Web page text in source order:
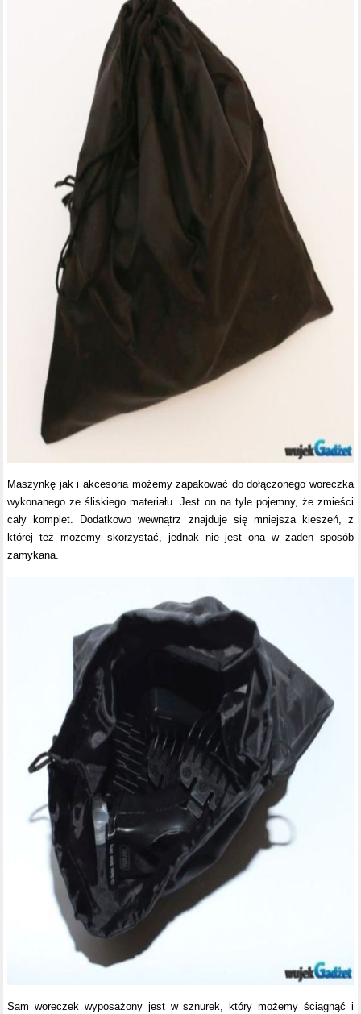
Maszynkę jak i akcesoria możemy zapakować do dołączonego woreczka
wykonanego ze śliskiego materiału. Jest on na tyle pojemny, że zmieści
cały komplet. Dodatkowo wewnątrz znajduje się mniejsza kieszeń, z
której też możemy skorzystać, jednak nie jest ona w żaden sposób
zamykana.
Sam woreczek wyposażony jest w sznurek, który możemy ściągnąć i